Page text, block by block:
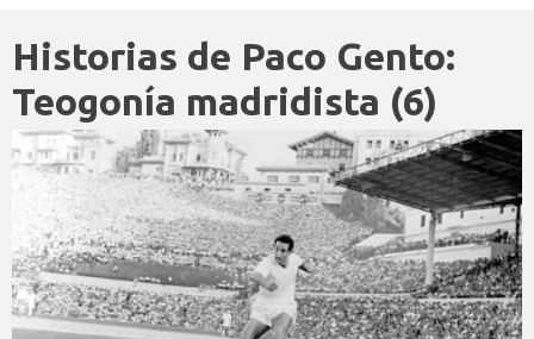
Historias de Paco Gento:
Teogonía madridista (6)